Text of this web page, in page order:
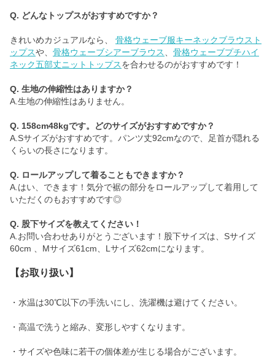
Q. どんなトップスがおすすめですか？
きれいめカジュアルなら、 骨格ウェーブ服キーネックブラウスト
ップスや、 骨格ウェーブシアーブラウス
骨格ウェーブプチハイ
ネック五部丈ニットトップスを合わせるのがおすすめです！
Q. 生地の伸縮性はありますか？
A.生地の伸縮性はありません。
Q. 158cm48kgです。どのサイズがおすすめですか？
A.Sサイズがおすすめです。パンツ丈92cmなので、足首が隠れる
くらいの長さになります。
Q. ロールアップして着ることもできますか？
A.はい、できます！気分で裾の部分をロールアップして着用して
いただくのもおすすめです◎
Q. 股下サイズを教えてください！
A.お問い合わせありがとうございます！股下サイズは、Sサイズ
60cm 、Mサイズ61cm、Lサイズ62cmになります。
【お取り扱い】
・水温は30℃以下の手洗いにし、洗濯機は避けてください。
・高温で洗うと縮み、変形しやすくなります。
・サイズや色味に若干の個体差が生じる場合がございます。